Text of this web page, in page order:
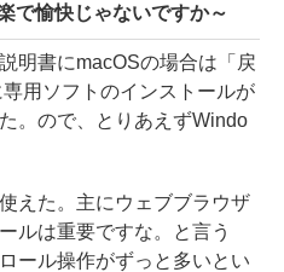
で愉快じゃないですか～
明書にmacOSの場合は「戻
用ソフトのインストールが
。ので、とりあえずWindo
えた。主にウェブブラウザ
ルは重要ですな。と言う
ール操作がずっと多いとい